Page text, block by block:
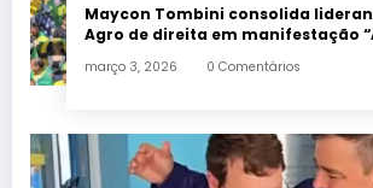
Maycon Tombini consolida
Agro de direita em manifestação
março 3, 2026 0 Comentários